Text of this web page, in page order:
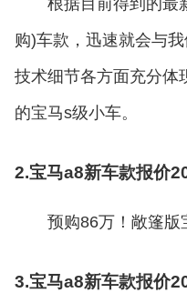
根据目前得到的最
购)车款，迅速就会与
技术细节各方面充分体
的宝马s级小车。
2.宝马a8新车款报价
预购86万！敞篷版
3.宝马a8新车款报价